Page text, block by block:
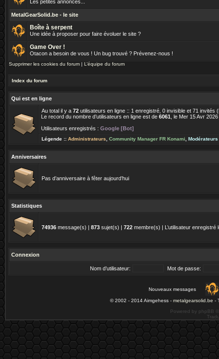
Les petites annonces...
MetalGearSolid.be - le site
Boîte à serpent
Une idée à proposer pour faire évoluer le site ?
Game Over !
Otacon a besoin de vous ! Un bug trouvé ? Prévenez-nous !
Supprimer les cookies du forum | L’équipe du forum
Index du forum
Qui est en ligne
Au total il y a 72 utilisateurs en ligne :: 1 enregistré, 0 invisible et 71
Le record du nombre d’utilisateurs en ligne est de 6061 , le Mer 15 Avr
Utilisateurs enregistrés : Google [Bot]
Légende :: Administrateurs Community Manager FR Konami
Anniversaires
Pas d’anniversaire à fêter aujourd’hui
Statistiques
74936 message(s) | 873 sujet(s) | 722 membre(s) | L’utilisateur
Connexion
Nom d’utilisateur: Mot de passe:
Nouveaux messages
© 2002 - 2014 Aimgehess - metalgearsolid.be -
Powered by phpBB